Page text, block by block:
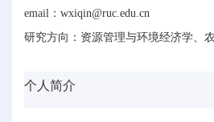
email：wxiqin@ruc.edu.cn
研究方向：资源管理与环境经济学、
个人简介